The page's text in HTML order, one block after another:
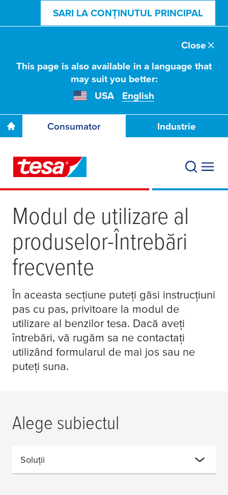
SARI LA CONȚINUTUL PRINCIPAL
This page is also available in a language that
may suit you better:
USA
English
Close
Consumator Industrie
Modul de utilizare al
produselor-Întrebări
frecvente
În aceasta secțiune puteți găsi instrucțiuni
pas cu pas, privitoare la modul de
utilizare al benzilor tesa. Dacă aveți
întrebări, vă rugăm sa ne contactați
utilizând formularul de mai jos sau ne
puteți suna.
Alege subiectul
Soluții